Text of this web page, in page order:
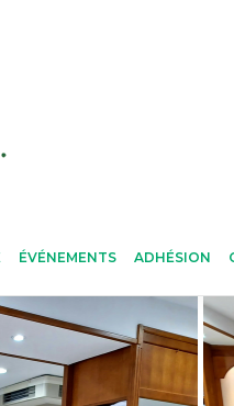
ÉVÉNEMENTS ADHÉSION